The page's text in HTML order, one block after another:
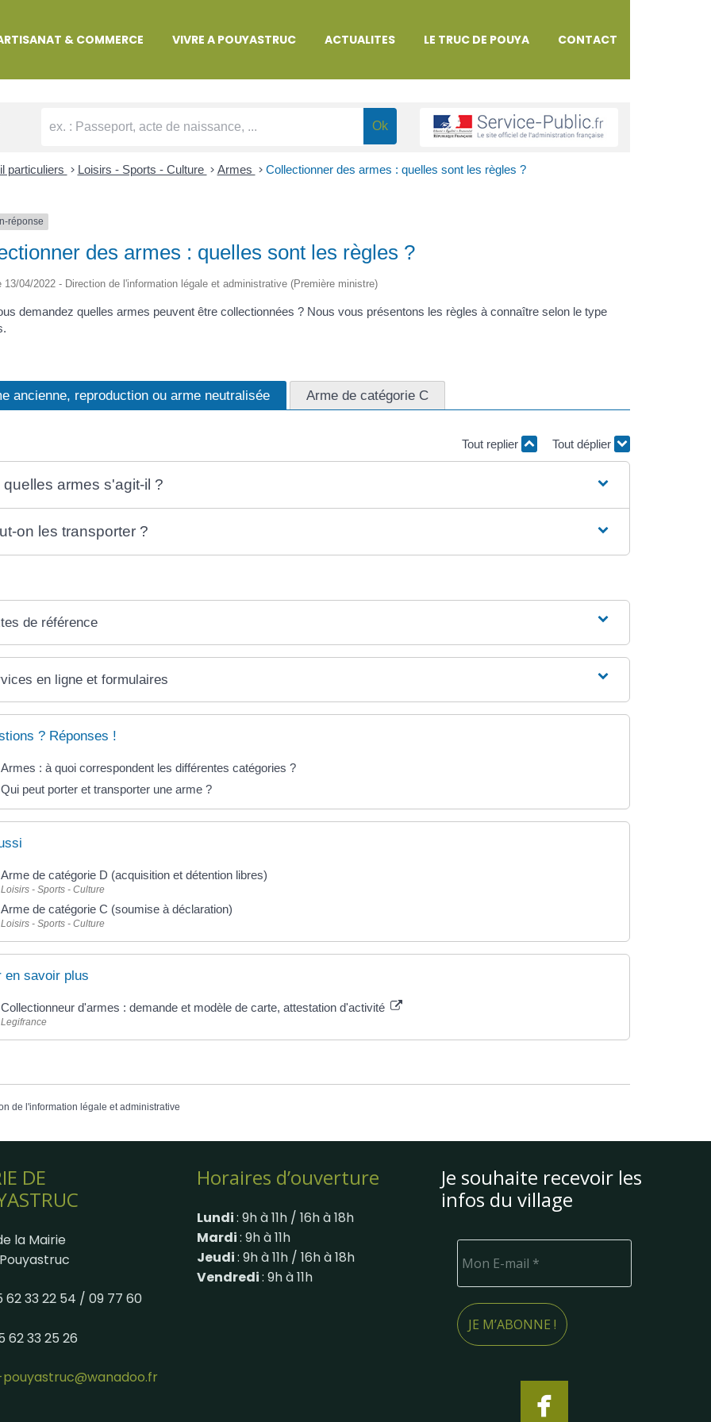
& COMMERCE VIVRE A POUYASTRUC ACTUALITES LE TRUC DE POUYA CONTACT
ADMINISTRATIVES
particuliers > Loisirs - Sports - Culture > Armes > Collectionner des armes : quelles sont les règles ?
réponse
des armes : quelles sont les règles ?
13/04/2022 - Direction de l'information légale et administrative (Première ministre)
demandez quelles armes peuvent être collectionnées ? Nous vous présentons les règles à connaître selon le type
ancienne, reproduction ou arme neutralisée Arme de catégorie C
Tout replier Tout déplier
quelles armes s'agit-il ?
on les transporter ?
de référence
en ligne et formulaires
? Réponses !
Armes : à quoi correspondent les différentes catégories ?
Qui peut porter et transporter une arme ?
Arme de catégorie D (acquisition et détention libres)
Loisirs - Sports - Culture
Arme de catégorie C (soumise à déclaration)
Loisirs - Sports - Culture
en savoir plus
Collectionneur d'armes : demande et modèle de carte, attestation d'activité
Legifrance
de l'information légale et administrative
DE
la Mairie
62 33 22 54 / 09 77 60
62 33 25 26
Horaires d’ouverture
Lundi: 9h à 11h / 16h à 18h
Mardi: 9h à 11h
Jeudi: 9h à 11h / 16h à 18h
Vendredi: 9h à 11h
Je souhaite recevoir les
infos du village